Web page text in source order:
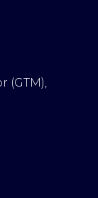
(GTM),